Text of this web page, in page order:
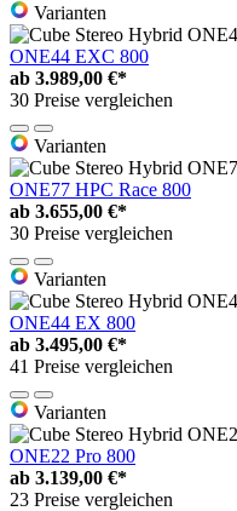
Varianten
ONE44 EXC 800
ab 3.989,00 €*
30 Preise vergleichen
Varianten
ONE77 HPC Race 800
ab 3.655,00 €*
30 Preise vergleichen
Varianten
ONE44 EX 800
ab 3.495,00 €*
41 Preise vergleichen
Varianten
ONE22 Pro 800
ab 3.139,00 €*
23 Preise vergleichen